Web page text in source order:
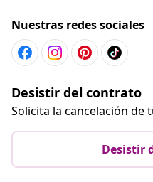
Nuestras redes sociales
Desistir del contrato
Solicita la cancelación de
Desistir